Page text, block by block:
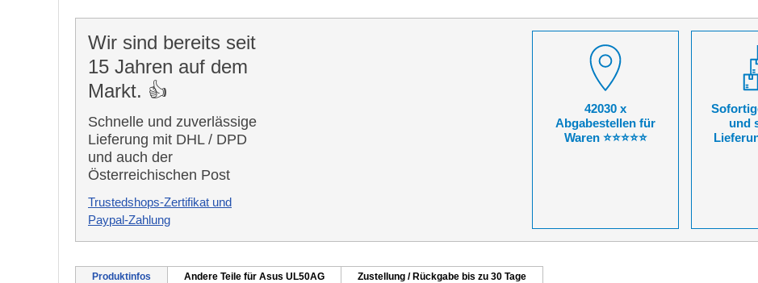
Wir sind bereits seit
15 Jahren auf dem
Markt. 👍
Schnelle und zuverlässige
Lieferung mit DHL / DPD
und auch der
Österreichischen Post
Trustedshops-Zertifikat und
Paypal-Zahlung
42030 x
Abgabestellen für
Waren ⭐⭐⭐⭐⭐
und
Produktinfos Andere Teile für Asus UL50AG Zustellung / Rückgabe bis zu 30 Tage